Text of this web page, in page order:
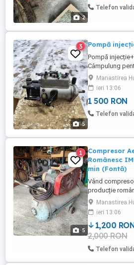
2
Telefon
5
3 Pompă
Pompă
Câmpulung
Manastirea
ieri 13:06
1 500 RON
Telefon
5
1
Compresor
Românesc
min (Fontă)
Vând
producție
Timpuri Noi),
Specificații
140 Litri Model
aspirat aprox.
Rezervor testat,
10 bari. An
Manastirea
ieri 13:06
1,200
2,000 RON
Telefon